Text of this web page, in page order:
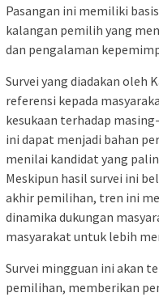
Pasangan ini memiliki
kalangan pemilih yang
dan pengalaman
Survei yang diadakan oleh
referensi kepada
kesukaan terhadap
ini dapat menjadi bahan
menilai kandidat yang
Meskipun hasil survei ini
akhir pemilihan, tren ini
dinamika dukungan
masyarakat untuk lebih
Survei mingguan ini akan
pemilihan, memberikan